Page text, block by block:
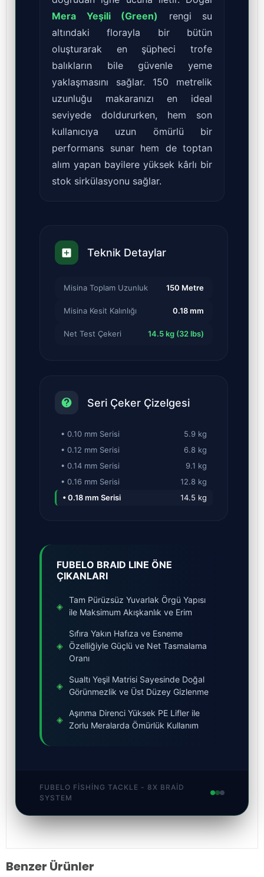
Mera Yeşili (Green) rengi su
altındaki florayla bir bütün
oluşturarak en şüpheci trofe
balıkların bile güvenle yeme
yaklaşmasını sağlar. 150 metrelik
uzunluğu makaranızı en ideal
seviyede doldururken, hem son
kullanıcıya uzun ömürlü bir
performans sunar hem de toptan
alım yapan bayilere yüksek kârlı bir
stok sirkülasyonu sağlar.
Teknik Detaylar
Misina Toplam Uzunluk 150 Metre
Misina Kesit Kalınlığı 0.18 mm
Net Test Çekeri 14.5 kg (32 lbs)
Seri Çeker Çizelgesi
• 0.10 mm Serisi
5.9 kg
• 0.12 mm Serisi
6.8 kg
• 0.14 mm Serisi
9.1 kg
• 0.16 mm Serisi
12.8 kg
• 0.18 mm Serisi
14.5 kg
FUBELO BRAID LINE ÖNE
ÇIKANLARI
◈
Tam Pürüzsüz Yuvarlak Örgü Yapısı
ile Maksimum Akışkanlık ve Erim
◈
Sıfıra Yakın Hafıza ve Esneme
Özelliğiyle Güçlü ve Net Tasmalama
Oranı
◈
Sualtı Yeşil Matrisi Sayesinde Doğal
Görünmezlik ve Üst Düzey Gizlenme
◈
Aşınma Direnci Yüksek PE Lifler ile
Zorlu Meralarda Ömürlük Kullanım
FUBELO FISHING TACKLE - 8X BRAID
SYSTEM
Benzer Ürünler